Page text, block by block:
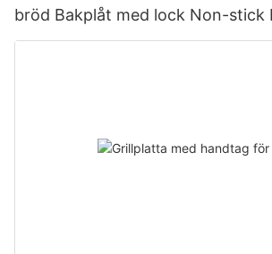
bröd Bakplåt med lock Non-stick